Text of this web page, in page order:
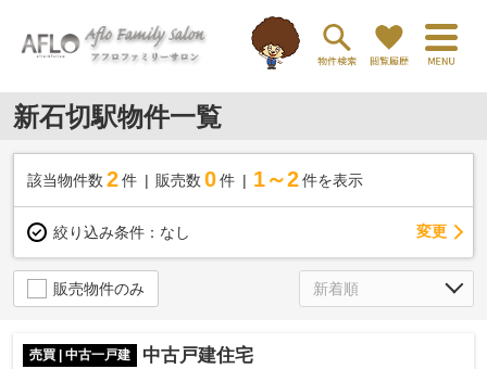
新石切駅物件一覧
該当物件数 2件 販売数 0 件 1～2 件を表示
絞り込み条件： なし 変更
販売物件のみ
売買 | 中古一戸建 中古戸建住宅